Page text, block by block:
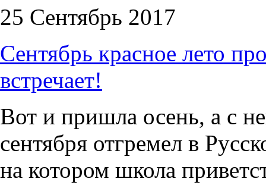
25 Сентябрь 2017
Сентябрь красное лето
встречает!
Вот и пришла осень, а с
сентября отгремел в
на котором школа